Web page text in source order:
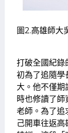
圖2.高雄師大
打破全國紀錄
初為了追隨學
大。他不僅期
時也修讀了
老師。為了追
己開車往返